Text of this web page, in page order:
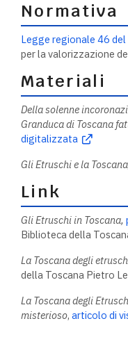
Normativa
Legge regionale 46
per la valorizzazione
Materiali
Della solenne
Granduca di Toscana
digitalizzata
Gli Etruschi e la
Link
Gli Etruschi in Toscana,
Biblioteca della
La Toscana degli
della Toscana Pietro
La Toscana degli
misterioso, articolo di